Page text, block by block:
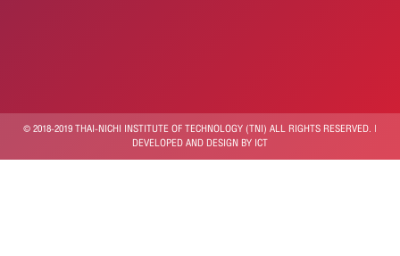
© 2018-2019 THAI-NICHI INSTITUTE OF TECHNOLOGY (TNI) ALL RIGHTS RESERVED. |
DEVELOPED AND DESIGN BY ICT